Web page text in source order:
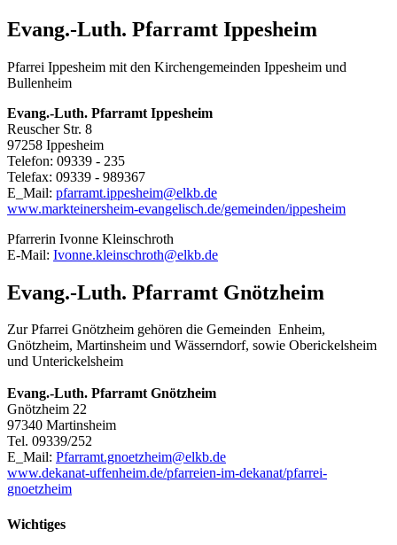
Evang.-Luth. Pfarramt Ippesheim
Pfarrei Ippesheim mit den Kirchengemeinden Ippesheim und
Bullenheim
Evang.-Luth. Pfarramt Ippesheim
Reuscher Str. 8
97258 Ippesheim
Telefon: 09339 - 235
Telefax: 09339 - 989367
E_Mail: pfarramt.ippesheim@elkb.de
www.markteinersheim-evangelisch.de/gemeinden/ippesheim
Pfarrerin Ivonne Kleinschroth
E-Mail: Ivonne.kleinschroth@elkb.de
Evang.-Luth. Pfarramt Gnötzheim
Zur Pfarrei Gnötzheim gehören die Gemeinden Enheim,
Gnötzheim, Martinsheim und Wässerndorf, sowie Oberickelsheim
und Unterickelsheim
Evang.-Luth. Pfarramt Gnötzheim
Gnötzheim 22
97340 Martinsheim
Tel. 09339/252
E_Mail: Pfarramt.gnoetzheim@elkb.de
www.dekanat-uffenheim.de/pfarreien-im-dekanat/pfarrei-
gnoetzheim
Wichtiges